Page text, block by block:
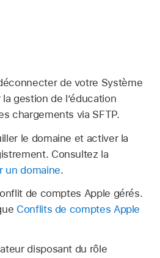
de votre Système
gestion de l’éducation
chargements via SFTP.
le domaine et activer la
Consultez la
un domaine.
de comptes Apple gérés.
Conflits de comptes Apple
disposant du rôle